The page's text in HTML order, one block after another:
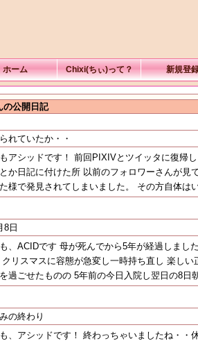
ホーム Chixi(ちぃ)って？ 新規登
の公開日記
れていたか・・
アシッドです！ 前回PIXIVとツイッタに復帰し
か日記に付けた所 以前のフォロワーさんが見
様で発見されてしまいました。 その方自体は
8日
、ACIDです 母が死んでから5年が経過しました
クリスマスに容態が急変し一時持ち直し 楽しい
過ごせたものの 5年前の今日入院し翌日の8日
の終わり
、アシッドです！ 終わっちゃいましたね・・